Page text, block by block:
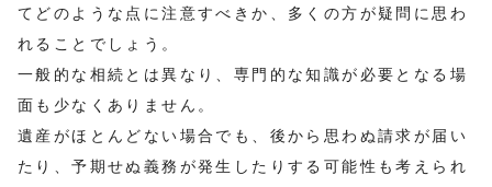
てどのような点に注意すべきか、多くの方が疑問に思わ
れることでしょう。
一般的な相続とは異なり、専門的な知識が必要となる場
面も少なくありません。
遺産がほとんどない場合でも、後から思わぬ請求が届い
たり、予期せぬ義務が発生したりする可能性も考えられ